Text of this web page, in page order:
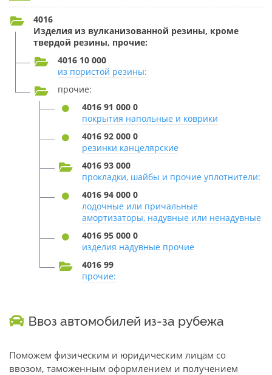
4016
Изделия из вулканизованной резины, кроме
твердой резины, прочие:
4016 10 000
из пористой резины:
прочие:
4016 91 000 0
покрытия напольные и коврики
4016 92 000 0
резинки канцелярские
4016 93 000
прокладки, шайбы и прочие уплотнители:
4016 94 000 0
лодочные или причальные
амортизаторы, надувные или ненадувные
4016 95 000 0
изделия надувные прочие
4016 99
прочие:
Ввоз автомобилей из-за рубежа
Поможем физическим и юридическим лицам со
ввозом, таможенным оформлением и получением